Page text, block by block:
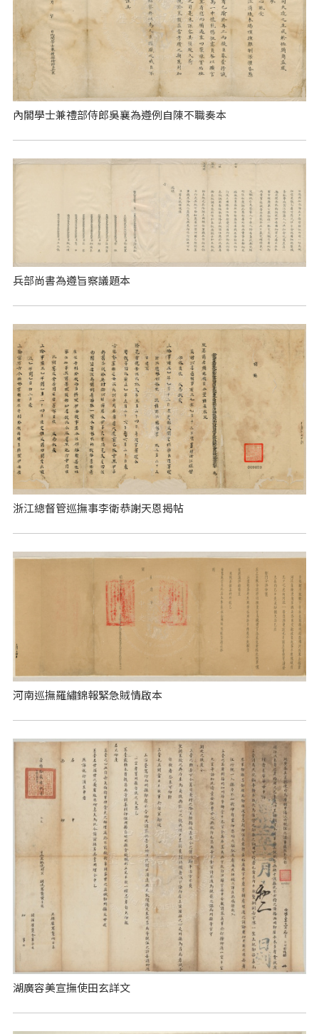
內閣學士兼禮部侍郎吳襄為遵例自陳不職奏本
兵部尚書為遵旨察議題本
浙江總督管巡撫事李衛恭謝天恩揭帖
河南巡撫羅繡錦報緊急賊情啟本
湖廣容美宣撫使田玄詳文